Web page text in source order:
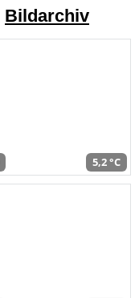
Bildarchiv
5,2 °C